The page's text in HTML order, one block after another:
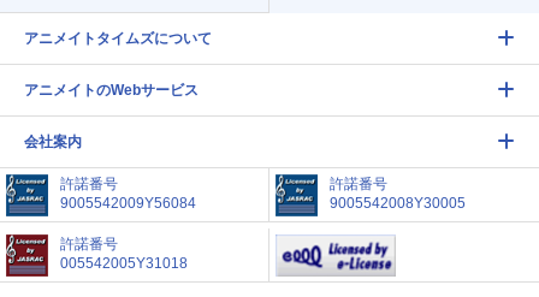
アニメイトタイムズについて
アニメイトのWebサービス
会社案内
許諾番号
9005542009Y56084
許諾番号
9005542008Y30005
許諾番号
005542005Y31018